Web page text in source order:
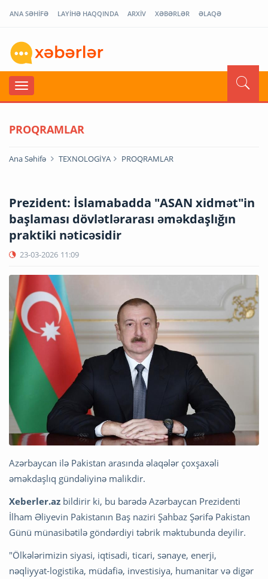
ANA SƏHİFƏ LAYİHƏ HAQQINDA ARXİV XƏBƏRLƏR ƏLAQƏ
PROQRAMLAR
Ana Səhifə TEXNOLOGİYA PROQRAMLAR
Prezident: İslamabadda "ASAN xidmət"in
başlaması dövlətlərarası əməkdaşlığın
praktiki nəticəsidir
23-03-2026 11:09
Azərbaycan ilə Pakistan arasında əlaqələr çoxşaxəli
əməkdaşlıq gündəliyinə malikdir.
Xeberler.az bildirir ki, bu barədə Azərbaycan Prezidenti
İlham Əliyevin Pakistanın Baş naziri Şahbaz Şərifə Pakistan
Günü münasibətilə göndərdiyi təbrik məktubunda deyilir.
"Ölkələrimizin siyasi, iqtisadi, ticari, sənaye, enerji,
nəqliyyat-logistika, müdafiə, investisiya, humanitar və digər